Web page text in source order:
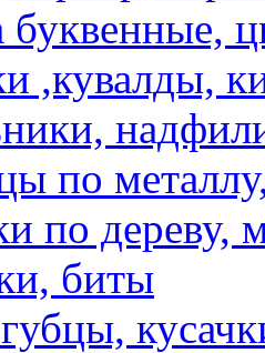
буквенные,
,кувалды,
по
по дереву,
биты